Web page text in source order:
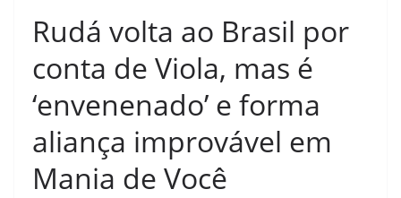
Rudá volta ao Brasil por
conta de Viola, mas é
‘envenenado’ e forma
aliança improvável em
Mania de Você